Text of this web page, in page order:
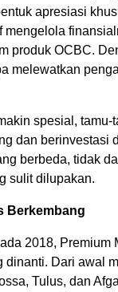
apresiasi
mengelola
produk OCBC.
melewatkan
spesial, tamu-
dan berinvestasi
berbeda, tidak
sulit dilupakan.
Berkembang
2018, Premium
dinanti. Dari awal
Tulus, dan